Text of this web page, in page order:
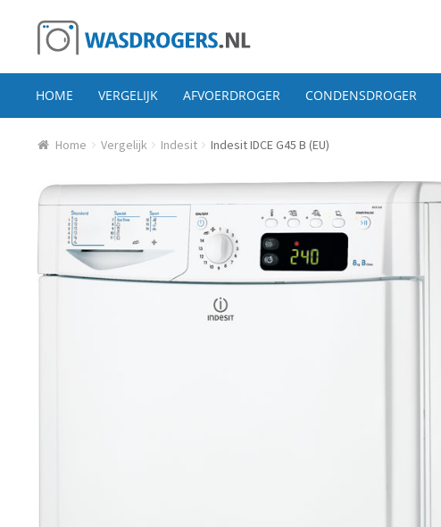
Ga door naar navigatie
Ga direct naar de inhoud
HOME VERGELIJK AFVOERDROGER CONDENSDROGER
Home Vergelijk Indesit Indesit IDCE G45 B (EU)